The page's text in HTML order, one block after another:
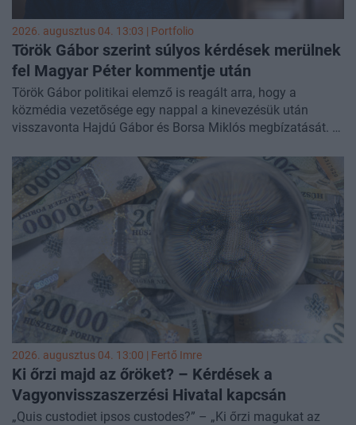
2026. augusztus 04. 13:03 | Portfolio
Török Gábor szerint súlyos kérdések merülnek
fel Magyar Péter kommentje után
Török Gábor politikai elemző is reagált arra, hogy a
közmédia vezetősége egy nappal a kinevezésük után
visszavonta Hajdú Gábor és Borsa Miklós megbízatását. A
hétfőn egy cikk alá azt írta a Facebookon: „nem hinném…".
2026. augusztus 04. 13:00 | Fertő Imre
Ki őrzi majd az őröket? – Kérdések a
Vagyonvisszaszerzési Hivatal kapcsán
„Quis custodiet ipsos custodes?” – „Ki őrzi magukat az